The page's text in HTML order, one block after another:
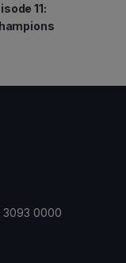
11:
3093 0000